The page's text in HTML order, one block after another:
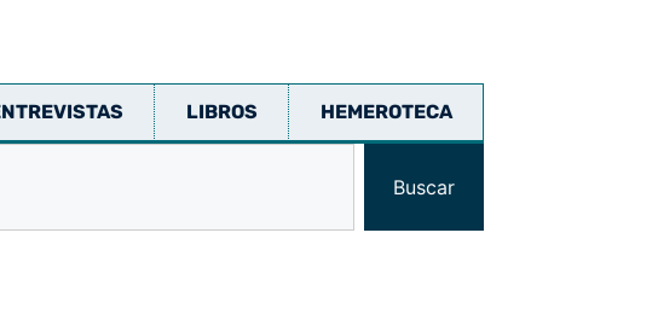
LIBROS HEMEROTECA
Buscar